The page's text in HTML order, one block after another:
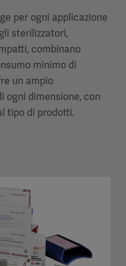
per ogni applicazione
sterilizzatori,
combinano
minimo di
un ampio
ogni dimensione, con
tipo di prodotti.